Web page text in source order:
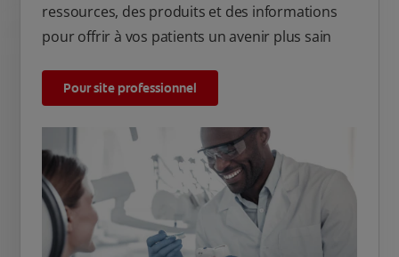
ressources, des produits et des informations
pour offrir à vos patients un avenir plus sain
Pour site professionnel